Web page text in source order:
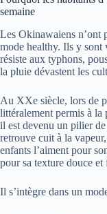
semaine
Les Okinawaiens n’ont
mode healthy. Ils y sont
résiste aux typhons,
la pluie dévastent les
Au XXe siècle, lors de
littéralement permis à
il est devenu un pilier
retrouve cuit à la
enfants l’aiment pour
pour sa texture douce et
Il s’intègre dans un